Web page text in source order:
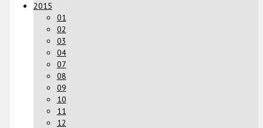
2015
01
02
03
04
07
08
09
10
11
12